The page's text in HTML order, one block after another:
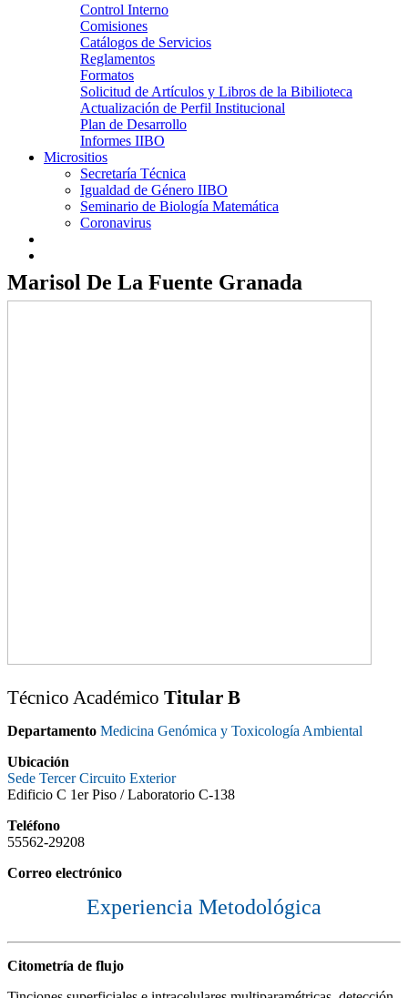
Control Interno
Comisiones
Catálogos de Servicios
Reglamentos
Formatos
Solicitud de Artículos y Libros de la Bibilioteca
Actualización de Perfil Institucional
Plan de Desarrollo
Informes IIBO
Micrositios
Secretaría Técnica
Igualdad de Género IIBO
Seminario de Biología Matemática
Coronavirus
Marisol De La Fuente Granada
Técnico Académico Titular B
Departamento Medicina Genómica y Toxicología Ambiental
Ubicación
Sede Tercer Circuito Exterior
Edificio C 1er Piso / Laboratorio C-138
Teléfono
55562-29208
Correo electrónico
Experiencia Metodológica
Citometría de flujo